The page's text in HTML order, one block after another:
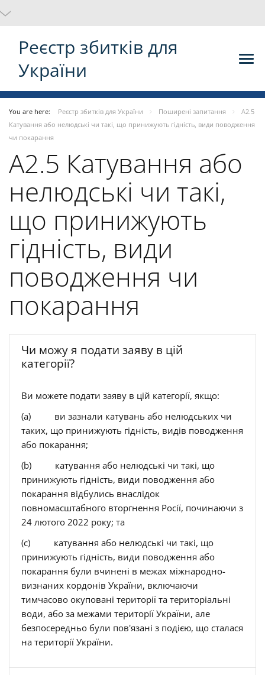
Реєстр збитків для
України
You are here: Реєстр збитків для України Поширені запитання
A2.5
Катування або нелюдські чи такі, що принижують гідність, види поводження
чи покарання
A2.5 Катування або
нелюдські чи такі,
що принижують
гідність, види
поводження чи
покарання
Чи можу я подати заяву в цій
категорії?
Ви можете подати заяву в цій категорії, якщо:
(a) ви зазнали катувань або нелюдських чи
таких, що принижують гідність, видів поводження
або покарання;
(b) катування або нелюдські чи такі, що
принижують гідність, види поводження або
покарання відбулись внаслідок
повномасштабного вторгнення Росії, починаючи з
24 лютого 2022 року; та
(c) катування або нелюдські чи такі, що
принижують гідність, види поводження або
покарання були вчинені в межах міжнародно-
визнаних кордонів України, включаючи
тимчасово окуповані території та територіальні
води, або за межами території України, але
безпосередньо були пов'язані з подією, що сталася
на території України.